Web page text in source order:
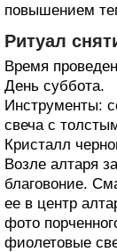
повышением
Ритуал
Время
День суббота.
Инструменты:
свеча с
Кристалл
Возле алтаря
благовоние.
ее в центр
фото
фиолетовые